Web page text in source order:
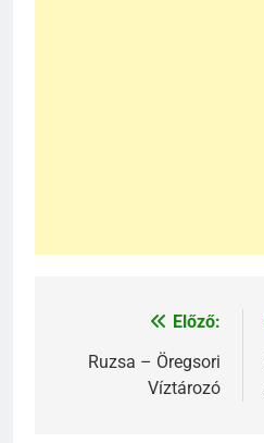
Bejegyzés
navigáció
Előző:
Ruzsa – Öregsori
Víztározó